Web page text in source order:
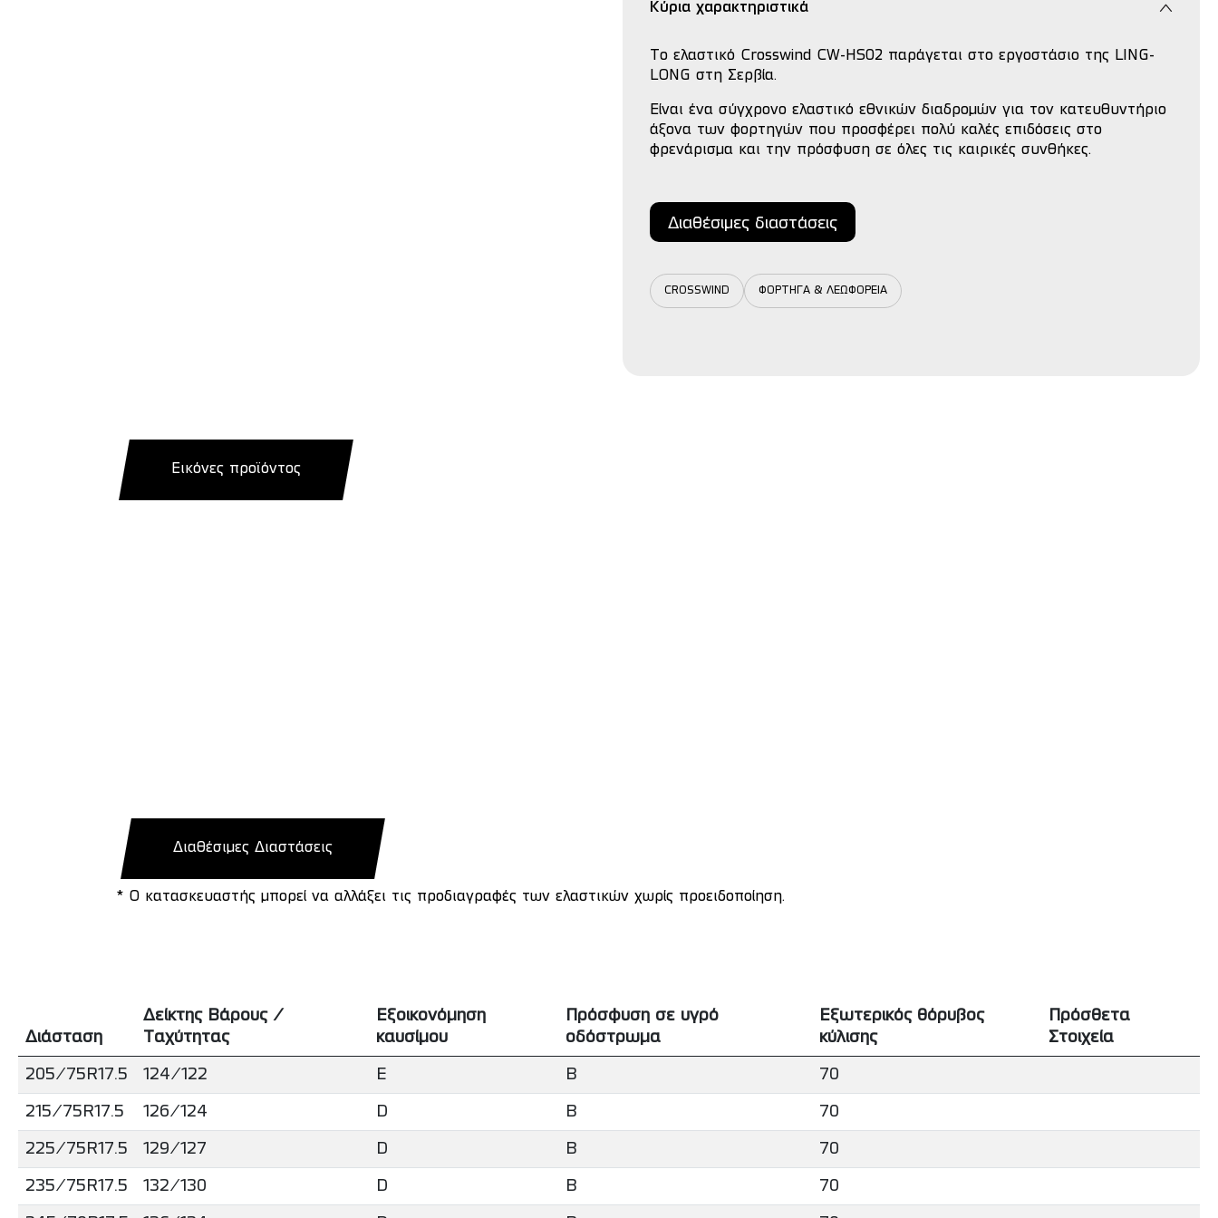
Κύρια χαρακτηριστικά
Το ελαστικό Crosswind CW-HS02 παράγεται στο εργοστάσιο της LING-
LONG στη Σερβία.
Είναι ένα σύγχρονο ελαστικό εθνικών διαδρομών για τον κατευθυντήριο
άξονα των φορτηγών που προσφέρει πολύ καλές επιδόσεις στο
φρενάρισμα και την πρόσφυση σε όλες τις καιρικές συνθήκες.
Διαθέσιμες διαστάσεις
CROSSWIND ΦΟΡΤΗΓΑ & ΛΕΩΦΟΡΕΙΑ
Εικόνες προϊόντος
Διαθέσιμες Διαστάσεις
* Ο κατασκευαστής μπορεί να αλλάξει τις προδιαγραφές των ελαστικών χωρίς προειδοποίηση.
Διάσταση
Δείκτης Βάρους /
Ταχύτητας
Εξοικονόμηση
καυσίμου
Πρόσφυση σε υγρό
οδόστρωμα
Εξωτερικός θόρυβος
κύλισης
Πρόσθετα
Στοιχεία
205/75R17.5 124/122 E B 70
215/75R17.5 126/124 D B 70
225/75R17.5 129/127 D B 70
235/75R17.5 132/130 D B 70